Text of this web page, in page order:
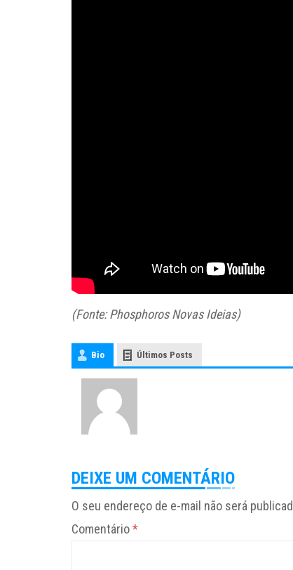
(Fonte: Phosphoros Novas Ideias)
Bio Últimos Posts
DEIXE UM COMENTÁRIO
O seu endereço de e-mail não será
Comentário*